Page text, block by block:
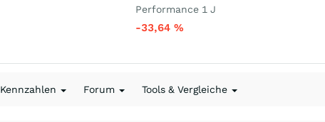
Performance 1 J
-33,64 %
Kennzahlen Forum Tools & Vergleiche